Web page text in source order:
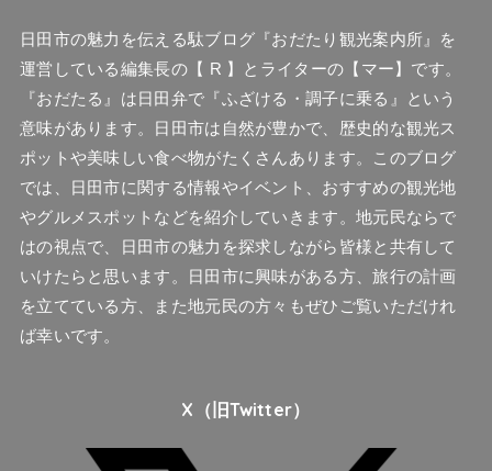
日田市の魅力を伝える駄ブログ『おだたり観光案内所』を
運営している編集長の【 R 】とライターの【マー】です。
『おだたる』は日田弁で『ふざける・調子に乗る』という
意味があります。日田市は自然が豊かで、歴史的な観光ス
ポットや美味しい食べ物がたくさんあります。このブログ
では、日田市に関する情報やイベント、おすすめの観光地
やグルメスポットなどを紹介していきます。地元民ならで
はの視点で、日田市の魅力を探求しながら皆様と共有して
いけたらと思います。日田市に興味がある方、旅行の計画
を立てている方、また地元民の方々もぜひご覧いただけれ
ば幸いです。
X（旧Twitter）